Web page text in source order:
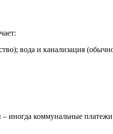
вода и канализация
иногда коммунальные